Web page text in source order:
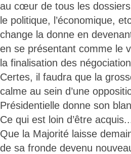
au cœur de tous les
le politique, l’économique,
change la donne en
en se présentant comme le
la finalisation des
Certes, il faudra que la
calme au sein d’une
Présidentielle donne son
Ce qui est loin d’être
Que la Majorité laisse
de sa fronde devenu